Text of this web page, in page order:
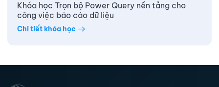
Khóa học Trọn bộ Power Query nền tảng cho
công việc báo cáo dữ liệu
Chi tiết khóa học